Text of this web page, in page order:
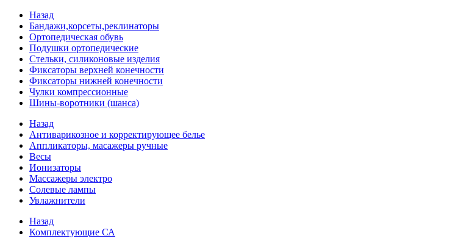
Назад
Бандажи,корсеты,реклинаторы
Ортопедическая обувь
Подушки ортопедические
Стельки, силиконовые изделия
Фиксаторы верхней конечности
Фиксаторы нижней конечности
Чулки компрессионные
Шины-воротники (шанса)
Назад
Антиварикозное и корректирующее белье
Аппликаторы, масажеры ручные
Весы
Ионизаторы
Массажеры электро
Солевые лампы
Увлажнители
Назад
Комплектующие СА